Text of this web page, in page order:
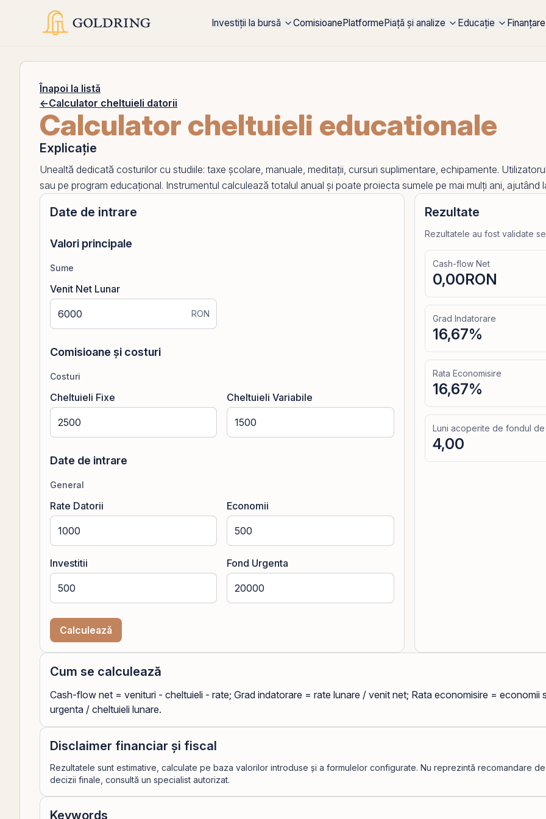
Investiții la bursă ComisioanePlatformePiață și analize Educație
Înapoi la listă
←Calculator cheltuieli datorii
Calculator cheltuieli educationale
Explicație
Unealtă dedicată costurilor cu studiile: taxe școlare, manuale, meditații, cursuri suplimentare, echipamente.
sau pe program educațional. Instrumentul calculează totalul anual și poate proiecta sumele pe mai mulți ani, ajutând
Date de intrare
Valori principale
Sume
Venit Net Lunar
RON
Comisioane și costuri
Costuri
Cheltuieli Fixe Cheltuieli Variabile
Date de intrare
General
Rate Datorii Economii
Investitii Fond Urgenta
Calculează
Rezultate
Rezultatele au fost validate
Cash-flow Net
0,00RON
Grad Indatorare
16,67%
Rata Economisire
16,67%
Luni acoperite de fondul
4,00
Cum se calculează
Cash-flow net = venituri - cheltuieli - rate; Grad indatorare = rate lunare / venit net; Rata economisire =
urgenta / cheltuieli lunare.
Disclaimer financiar și fiscal
Rezultatele sunt estimative, calculate pe baza valorilor introduse și a formulelor configurate. Nu reprezintă recomandare
decizii finale, consultă un specialist autorizat.
Keywords